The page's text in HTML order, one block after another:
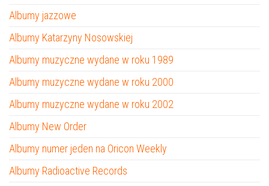
Albumy jazzowe
Albumy Katarzyny Nosowskiej
Albumy muzyczne wydane w roku 1989
Albumy muzyczne wydane w roku 2000
Albumy muzyczne wydane w roku 2002
Albumy New Order
Albumy numer jeden na Oricon Weekly
Albumy Radioactive Records